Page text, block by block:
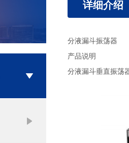
详细介绍
分液漏斗振荡器
产品说明
分液漏斗垂直振荡